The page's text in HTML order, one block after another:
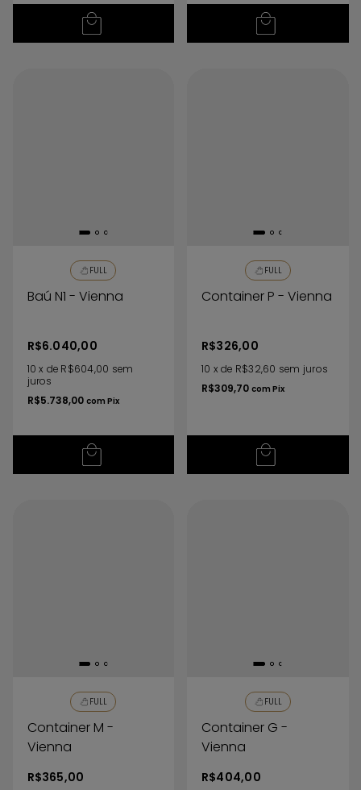
FULL
Baú N1 - Vienna
R$6.040,00
10 x de R$604,00 sem
juros
R$5.738,00 com Pix
FULL
Container P - Vienna
R$326,00
10 xde R$32,60 sem juros
R$309,70 com Pix
FULL
Container M -
Vienna
R$365,00
FULL
Container G -
Vienna
R$404,00